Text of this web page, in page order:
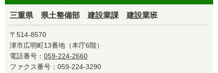
三重県 県土整備部 建設業課 建設業班
〒514-8570
津市広明町13番地（本庁6階）
電話番号： 059-224-2660
ファクス番号：059-224-3290